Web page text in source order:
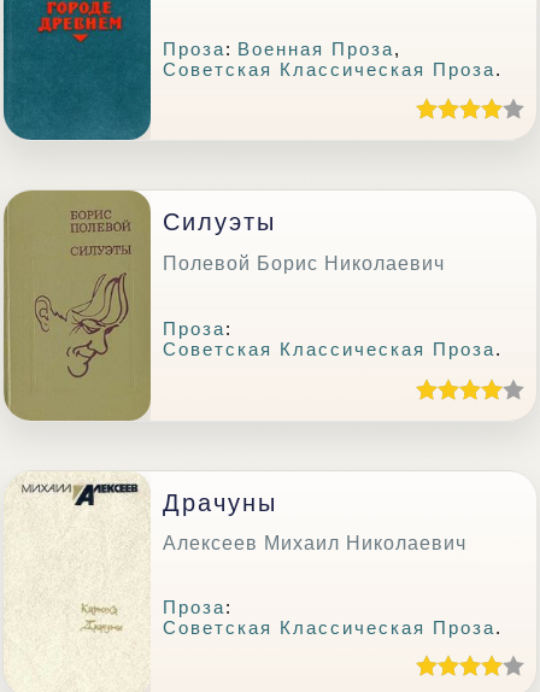
Проза: Военная Проза,
Советская Классическая Проза.
Силуэты
Полевой Борис Николаевич
Проза:
Советская Классическая Проза.
Драчуны
Алексеев Михаил Николаевич
Проза:
Советская Классическая Проза.